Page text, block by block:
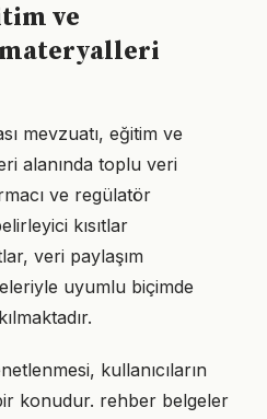
ve
mevzuatı, eğitim ve
alanında toplu veri
ve regülatör
kısıtlar
veri paylaşım
uyumlu biçimde
kullanıcıların
konudur. rehber belgeler